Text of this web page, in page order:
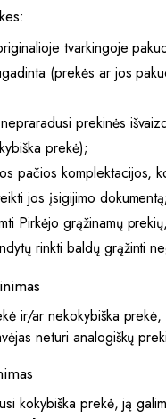
tvarkingoje
(prekės ar jos
prekinės
prekė);
pačios komplektacijos,
jos įsigijimo dokumentą;
Pirkėjo grąžinamų
rinkti baldų grąžinti
ir/ar nekokybiška
neturi analogiškų
kokybiška prekė, ją